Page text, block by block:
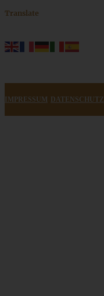
Translate
IMPRESSUM DATENSCHUTZ